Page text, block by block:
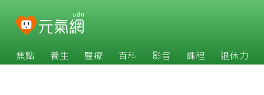
焦點 養生 醫療 百科 影音 課程 退休力